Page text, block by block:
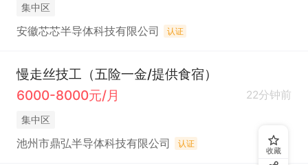
集中区
安徽芯芯半导体科技有限公司 认证
慢走丝技工（五险一金/提供食宿）
6000-8000元/月
22分钟前
集中区
池州市鼎弘半导体科技有限公司 认证
收藏